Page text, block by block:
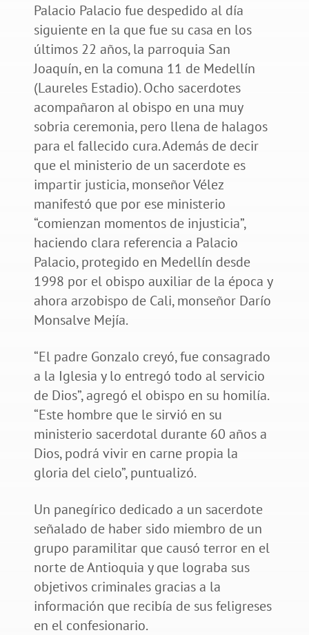
Palacio Palacio fue despedido al día
siguiente en la que fue su casa en los
últimos 22 años, la parroquia San
Joaquín, en la comuna 11 de Medellín
(Laureles Estadio). Ocho sacerdotes
acompañaron al obispo en una muy
sobria ceremonia, pero llena de halagos
para el fallecido cura. Además de decir
que el ministerio de un sacerdote es
impartir justicia, monseñor Vélez
manifestó que por ese ministerio
“comienzan momentos de injusticia”,
haciendo clara referencia a Palacio
Palacio, protegido en Medellín desde
1998 por el obispo auxiliar de la época y
ahora arzobispo de Cali, monseñor Darío
Monsalve Mejía.
“El padre Gonzalo creyó, fue consagrado
a la Iglesia y lo entregó todo al servicio
de Dios”, agregó el obispo en su homilía.
“Este hombre que le sirvió en su
ministerio sacerdotal durante 60 años a
Dios, podrá vivir en carne propia la
gloria del cielo”, puntualizó.
Un panegírico dedicado a un sacerdote
señalado de haber sido miembro de un
grupo paramilitar que causó terror en el
norte de Antioquia y que lograba sus
objetivos criminales gracias a la
información que recibía de sus feligreses
en el confesionario.